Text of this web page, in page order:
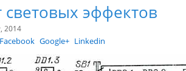
световых эффектов
2014
Facebook Google+ Linkedin